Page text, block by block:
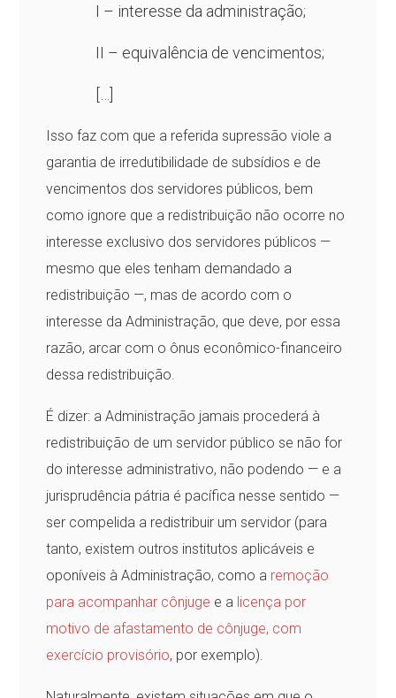
I – interesse da administração;
II – equivalência de vencimentos;
Isso faz com que a referida supressão viole a
garantia de irredutibilidade de subsídios e de
vencimentos dos servidores públicos, bem
como ignore que a redistribuição não ocorre no
interesse exclusivo dos servidores públicos —
mesmo que eles tenham demandado a
redistribuição —, mas de acordo com o
interesse da Administração, que deve, por essa
razão, arcar com o ônus econômico-financeiro
dessa redistribuição.
É dizer: a Administração jamais procederá à
redistribuição de um servidor público se não for
do interesse administrativo, não podendo — e a
jurisprudência pátria é pacífica nesse sentido —
ser compelida a redistribuir um servidor (para
tanto, existem outros institutos aplicáveis e
oponíveis à Administração, como a remoção
para acompanhar cônjuge e a licença por
motivo de afastamento de cônjuge, com
exercício provisório, por exemplo).